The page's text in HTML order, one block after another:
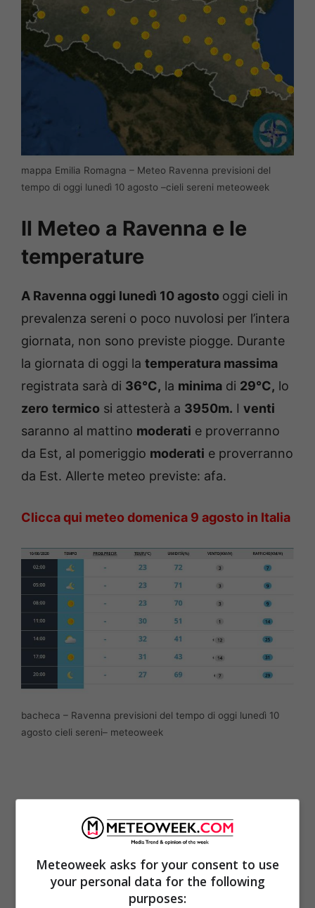
mappa Emilia Romagna – Meteo Ravenna previsioni del
tempo di oggi lunedì 10 agosto –cieli sereni meteoweek
Il Meteo a Ravenna e le
temperature
A Ravenna oggi lunedì 10 agosto oggi cieli in
prevalenza sereni o poco nuvolosi per l’intera
giornata, non sono previste piogge. Durante
la giornata di oggi la temperatura massima
registrata sarà di 36°C, la minima di 29°C, lo
zero termico si attesterà a 3950m. I venti
saranno al mattino moderati e proverranno
da Est, al pomeriggio moderati e proverranno
da Est. Allerte meteo previste: afa.
Clicca qui meteo domenica 9 agosto in Italia
bacheca – Ravenna previsioni del tempo di oggi lunedì 10
agosto cieli sereni– meteoweek
Meteoweek asks for your consent to use
your personal data for the following
purposes: